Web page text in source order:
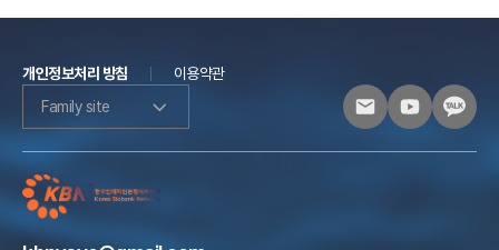
개인정보처리 방침
이용약관
Family site